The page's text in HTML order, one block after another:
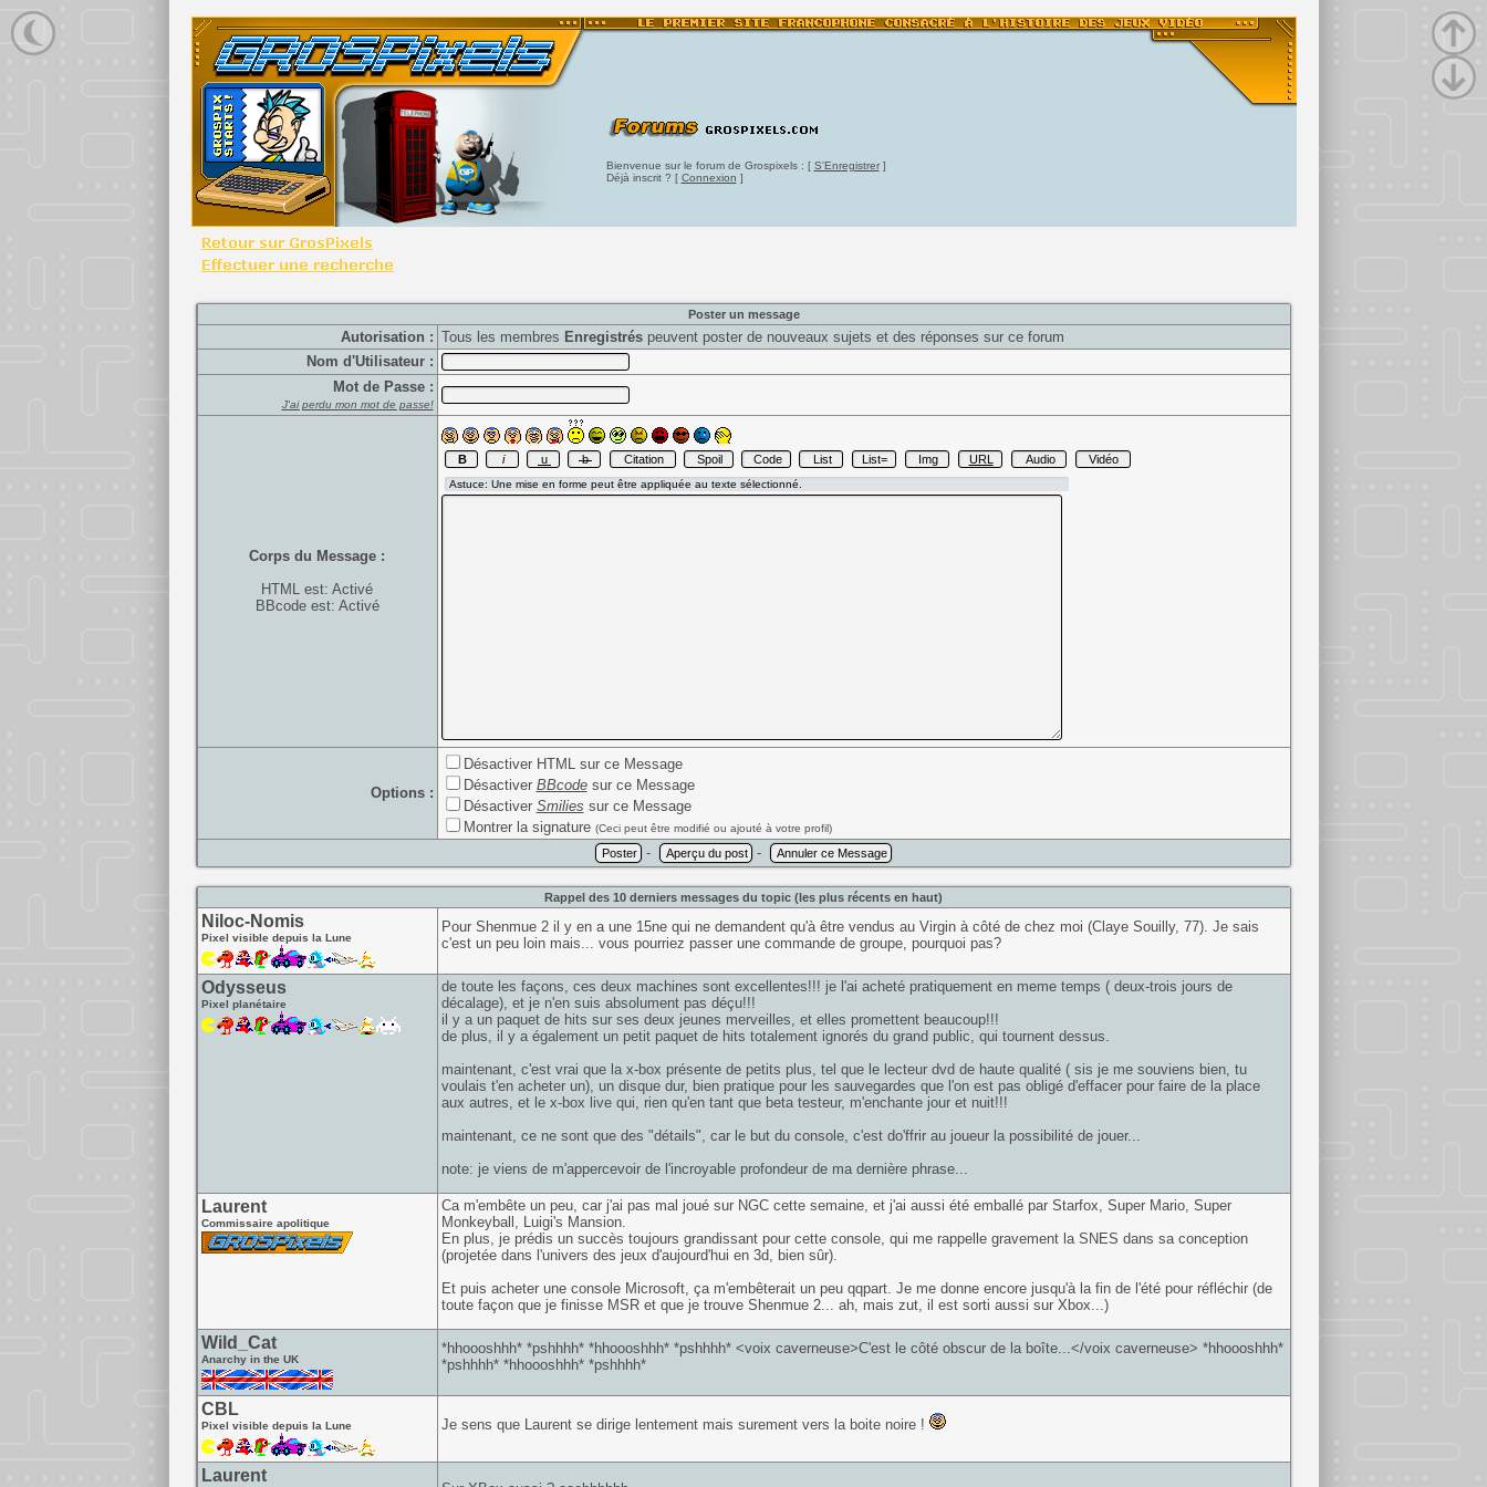
Bienvenue sur le forum de Grospixels : [ S'Enregistrer]
Déjà inscrit ? [ Connexion ]
Poster un message
Autorisation : Tous les membres Enregistréspeuvent poster de nouveaux sujets et des réponses sur ce forum
Nom d'Utilisateur :
Mot de Passe :
J'ai perdu mon mot de passe!
Corps du Message :
HTML est: Activé
BBcode est: Activé
Options :
Désactiver HTML sur ce Message
Désactiver BBcodesur ce Message
Désactiver Smilies sur ce Message
Montrer la signature (Ceci peut être modifié ou ajouté à votre profil)
- -
Rappel des 10 derniers messages du topic (les plus récents en haut)
Niloc-Nomis
Pixel visible depuis la Lune
Pour Shenmue 2 il y en a une 15ne qui ne demandent qu'à être vendus au Virgin à côté de chez moi (Claye Souilly, 77). Je sais
c'est un peu loin mais... vous pourriez passer une commande de groupe, pourquoi pas?
Odysseus
Pixel planétaire
de toute les façons, ces deux machines sont excellentes!!! je l'ai acheté pratiquement en meme temps ( deux-trois jours de
décalage), et je n'en suis absolument pas déçu!!!
il y a un paquet de hits sur ses deux jeunes merveilles, et elles promettent beaucoup!!!
de plus, il y a également un petit paquet de hits totalement ignorés du grand public, qui tournent dessus.
maintenant, c'est vrai que la x-box présente de petits plus, tel que le lecteur dvd de haute qualité ( sis je me souviens bien, tu
voulais t'en acheter un), un disque dur, bien pratique pour les sauvegardes que l'on est pas obligé d'effacer pour faire de la place
aux autres, et le x-box live qui, rien qu'en tant que beta testeur, m'enchante jour et nuit!!!
maintenant, ce ne sont que des "détails", car le but du console, c'est do'ffrir au joueur la possibilité de jouer...
note: je viens de m'appercevoir de l'incroyable profondeur de ma dernière phrase...
Laurent
Commissaire apolitique
Ca m'embête un peu, car j'ai pas mal joué sur NGC cette semaine, et j'ai aussi été emballé par Starfox, Super Mario, Super
Monkeyball, Luigi's Mansion.
En plus, je prédis un succès toujours grandissant pour cette console, qui me rappelle gravement la SNES dans sa conception
(projetée dans l'univers des jeux d'aujourd'hui en 3d, bien sûr).
Et puis acheter une console Microsoft, ça m'embêterait un peu qqpart. Je me donne encore jusqu'à la fin de l'été pour réfléchir (de
toute façon que je finisse MSR et que je trouve Shenmue 2... ah, mais zut, il est sorti aussi sur Xbox...)
Wild_Cat
Anarchy in the UK
*hhoooshhh* *pshhhh* *hhoooshhh* *pshhhh* <voix caverneuse>C'est le côté obscur de la boîte...</voix caverneuse> *hhoooshhh*
*pshhhh* *hhoooshhh* *pshhhh*
CBL
Pixel visible depuis la Lune Je sens que Laurent se dirige lentement mais surement vers la boite noire !
Laurent